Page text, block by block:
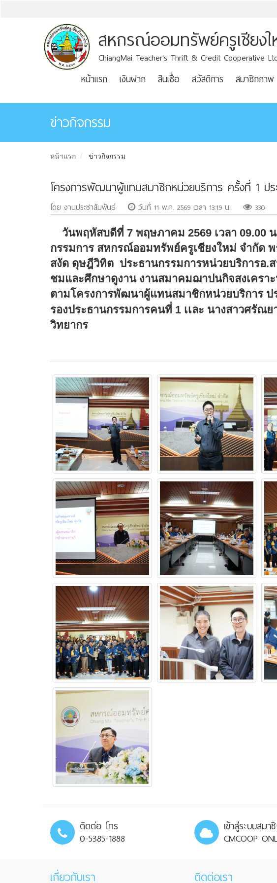
สหกรณ์ออมทรัพย์ครูเชียง
ChiangMai Teacher's Thrift & Credit Cooperative
หน้าแรก เงินฝาก สินเชื่อ สวัสดิการ สมาชิกภาพ
ข่าวกิจกรรม
หน้าแรก ข่าวกิจกรรม
โครงการพัฒนาผู้เเทนสมาชิกหน่วยบริการ ครั้งที่ 1 ป
โดย งานประชาสัมพันธ์ วันที่ 11 พ.ค. 2569 เวลา 13:19 น. 330
วันพฤหัสบดีที่ 7 พฤษภาคม 2569 เวลา 09.00
กรรมการ สหกรณ์ออมทรัพย์ครูเชียงใหม่ จำกัด
สงัด ดุษฎีวิทิต ประธานกรรมการหน่วยบริการอ.ส
ชมและศึกษาดูงาน งานสมาคมฌาปนกิจสงเครา
ตามโครงการพัฒนาผู้แทนสมาชิกหน่วยบริการ ป
รองประธานกรรมการคนที่ 1 เเละ นางสาวศรั
วิทยากร
ติดต่อ โทร
0-5385-1888
เข้าสู่ระบบสมา
CMCOOP
เกี่ยวกับเรา ติดต่อเรา